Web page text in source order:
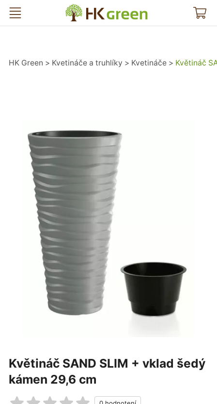
HK Green
HK Green Kvetináče a truhlíky Kvetináče Květináč
Květináč SAND SLIM + vklad šedý
kámen 29,6 cm